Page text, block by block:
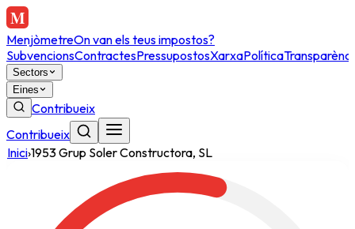
MenjòmetreOn van els teus impostos?
SubvencionsContractesPressupostosXarxaPolítica
Sectors
Eines
Contribueix
Contribueix
Inici›1953 Grup Soler Constructora, SL